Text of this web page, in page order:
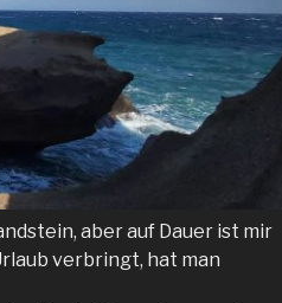
aber auf Dauer ist mir
verbringt, hat man